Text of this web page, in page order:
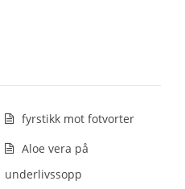
fyrstikk mot fotvorter
Aloe vera på
underlivssopp